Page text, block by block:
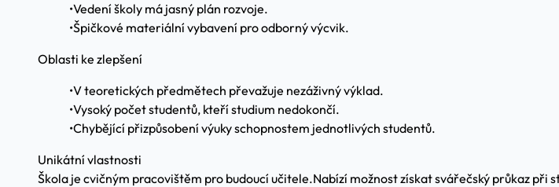
•Vedení školy má jasný plán rozvoje.
•Špičkové materiální vybavení pro odborný výcvik.
Oblasti ke zlepšení
•V teoretických předmětech převažuje nezáživný výklad.
•Vysoký počet studentů, kteří studium nedokončí.
•Chybějící přizpůsobení výuky schopnostem jednotlivých studentů.
Unikátní vlastnosti
Škola je cvičným pracovištěm pro budoucí učitele.Nabízí možnost získat svářečský průkaz při